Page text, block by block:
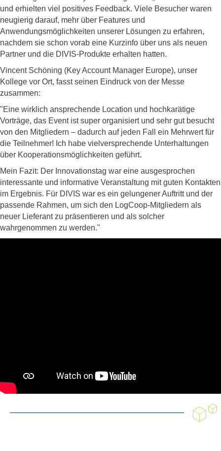
und erhielten viel positives Feedback. Viele Besucher waren
neugierig darauf, mehr über Features und
Anwendungsmöglichkeiten unserer Lösungen zu erfahren,
nachdem sie schon vorab eine Kurzinfo über uns als neuen
Partner und die DIVIS-Produkte erhalten hatten.
Vincent Schöning (Key Account Manager Europe), unser
Kollege vor Ort, fasst seinen Eindruck von der Messe
zusammen:
"Eine wirklich ansprechende Location und hochkarätige
Vorträge, das Event ist super organisiert und sehr gut besucht
von den Mitgliedern – dadurch auf jeden Fall ein Mehrwert für
die Teilnehmer! Ich habe vielversprechende Unterhaltungen
über Kooperationsmöglichkeiten geführt.
Mein Fazit: Der Innovationstag war eine ausgesprochen
interessante und informative Veranstaltung mit guten Kontakten
im Ergebnis. Für DIVIS war es ein gelungener Auftritt und der
passende Rahmen, um sich den LogCoop-Mitgliedern als
neuer Lieferant zu präsentieren und als solcher
wahrgenommen zu werden."